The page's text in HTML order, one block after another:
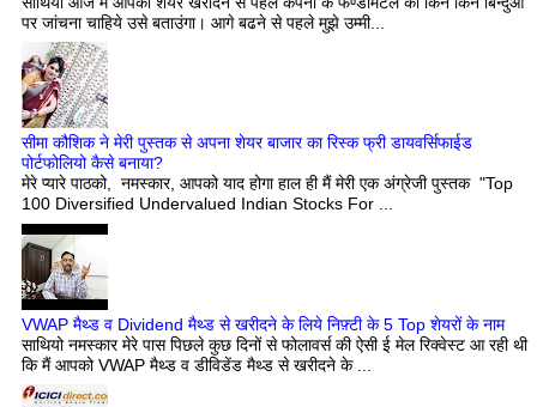
पर जांचना चाहिये उसे बताउंगा। आगे बढने से पहले मुझे उम्मी...
सीमा कौशिक ने मेरी पुस्तक से अपना शेयर बाजार का रिस्क फ्री डायवर्सिफाईड
पोर्टफोलियो कैसे बनाया?
मेरे प्यारे पाठको, नमस्कार, आपको याद होगा हाल ही मैं मेरी एक अंग्रेजी पुस्तक "Top
100 Diversified Undervalued Indian Stocks For ...
VWAP मैथ्ड व Dividend मैथ्ड से खरीदने के लिये निफ़्टी के 5 Top शेयरों के नाम
साथियो नमस्कार मेरे पास पिछले कुछ दिनों से फोलावर्स की ऐसी ई मेल रिक्वेस्ट आ रही थी
कि मैं आपको VWAP मैथ्ड व डीविडेंड मैथ्ड से खरीदने के ...